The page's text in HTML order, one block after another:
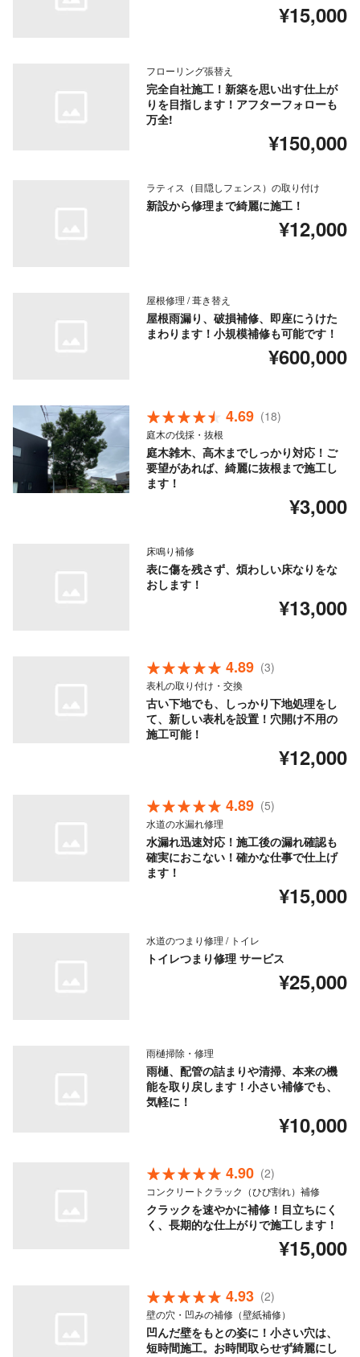
¥15,000
フローリング張替え
完全自社施工！新築を思い出す仕上が
りを目指します！アフターフォローも
万全!
¥150,000
ラティス（目隠しフェンス）の取り付け
新設から修理まで綺麗に施工！
¥12,000
屋根修理 / 葺き替え
屋根雨漏り、破損補修、即座にうけた
まわります！小規模補修も可能です！
¥600,000
4.69 (18)
庭木の伐採・抜根
庭木雑木、高木までしっかり対応！ご
要望があれば、綺麗に抜根まで施工し
ます！
¥3,000
床鳴り補修
表に傷を残さず、煩わしい床なりをな
おします！
¥13,000
4.89 (3)
表札の取り付け・交換
古い下地でも、しっかり下地処理をし
て、新しい表札を設置！穴開け不用の
施工可能！
¥12,000
4.89 (5)
水道の水漏れ修理
水漏れ迅速対応！施工後の漏れ確認も
確実におこない！確かな仕事で仕上げ
ます！
¥15,000
水道のつまり修理 / トイレ
トイレつまり修理 サービス
¥25,000
雨樋掃除・修理
雨樋、配管の詰まりや清掃、本来の機
能を取り戻します！小さい補修でも、
気軽に！
¥10,000
4.90 (2)
コンクリートクラック（ひび割れ）補修
クラックを速やかに補修！目立ちにく
く、長期的な仕上がりで施工します！
¥15,000
4.93 (2)
壁の穴・凹みの補修（壁紙補修）
凹んだ壁をもとの姿に！小さい穴は、
短時間施工。お時間取らせず綺麗にし